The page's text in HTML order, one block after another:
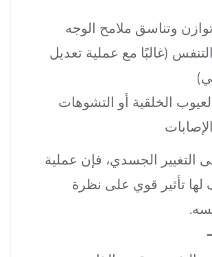
وتناسق ملامح الوجه
(غالبًا مع عملية تعديل
الخلقية أو التشوهات
التغيير الجسدي، فإن عملية
لها تأثير قوي على نظرة